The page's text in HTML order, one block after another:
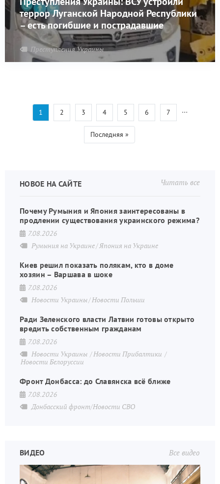
террор Луганской Народной Республики
– есть погибшие и пострадавшие
Преступления Украины
Нумерация
страниц
Текущая
страница
1 Страница
2 Страница
3 Страница
4 Страница
5 Страница
6 Страница
7 …
Последняя
страница
Последняя »
Читать все
НОВОЕ НА САЙТЕ
Почему Румыния и Япония заинтересованы в
продлении существования украинского режима?
7.08.2026
Румыния на Украине Япония на Украине
Киев решил показать полякам, кто в доме
хозяин – Варшава в шоке
7.08.2026
Новости Украины Новости Польши
Ради Зеленского власти Латвии готовы открыто
вредить собственным гражданам
7.08.2026
Новости Украины
Новости Прибалтики
Новости Белоруссии
Фронт Донбасса: до Славянска всё ближе
7.08.2026
Донбасский фронт/Новости СВО
Все видео
ВИДЕО